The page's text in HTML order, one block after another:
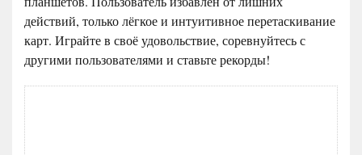
действий, только лёгкое и интуитивное перетаскивание
карт. Играйте в своё удовольствие, соревнуйтесь с
другими пользователями и ставьте рекорды!